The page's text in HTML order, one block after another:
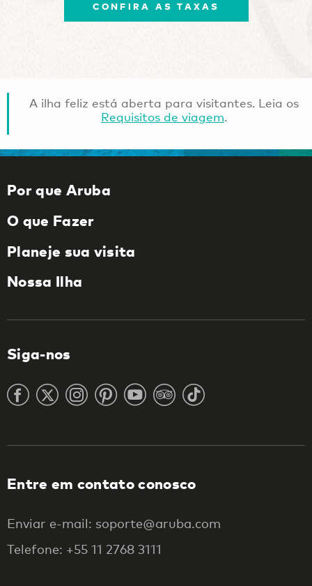
CONFIRA AS TAXAS
A ilha feliz está aberta para visitantes. Leia os
Requisitos de viagem.
Por que Aruba
O que Fazer
Planeje sua visita
Nossa Ilha
Siga-nos
Entre em contato conosco
Enviar e-mail: soporte@aruba.com
Telefone: +55 11 2768 3111